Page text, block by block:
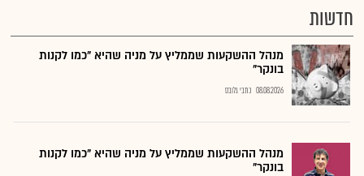
חדשות
מנהל ההשקעות שממליץ על מניה שהיא "כמו לקנות
בונקר"
08.08.2026 כתבי גלובס
מנהל ההשקעות שממליץ על מניה שהיא "כמו לקנות
בונקר"